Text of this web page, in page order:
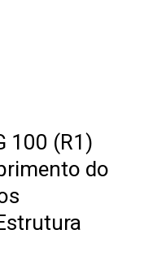
100 (R1)
do